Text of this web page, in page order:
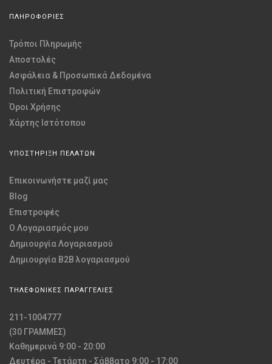
ΠΛΗΡΟΦΟΡΙΕΣ
Τρόποι Πληρωμής
Αποστολές
Ασφάλεια & Προσωπικά Δεδομένα
Πολιτική Επιστροφών
Όροι Χρήσης
Χάρτης Ιστότοπου
ΥΠΟΣΤΗΡΙΞΗ ΠΕΛΑΤΩΝ
Επικοινωνήστε μαζί μας
Blog
Επιστροφές
O Λογαριασμός μου
Δημιουργία Λογαριασμού
Δημιουργία B2B λογαριασμού
ΤΗΛΕΦΩΝΙΚΕΣ ΠΑΡΑΓΓΕΛΙΕΣ
211-1004777
(30 ΓΡΑΜΜΕΣ)
Καθημερινά 9:00 - 20:00
Δευτέρα - Τετάρτη - Σάββατο 9:00 - 17:00